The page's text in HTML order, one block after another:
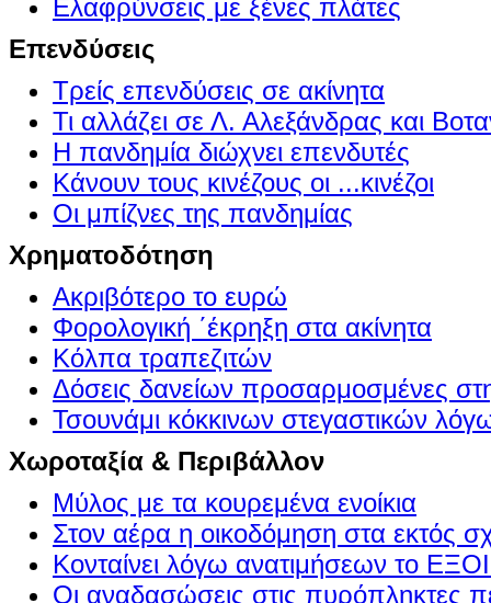
Ελαφρύνσεις με ξένες πλάτες
Επενδύσεις
Τρείς επενδύσεις σε ακίνητα
Τι αλλάζει σε Λ. Αλεξάνδρας και
Η πανδημία διώχνει επενδυτές
Κάνουν τους κινέζους οι ...κινέζοι
Οι μπίζνες της πανδημίας
Χρηματοδότηση
Ακριβότερο το ευρώ
Φορολογική ΄έκρηξη στα ακίνητα
Κόλπα τραπεζιτών
Δόσεις δανείων προσαρμοσμένες
Τσουνάμι κόκκινων στεγαστικών
Χωροταξία & Περιβάλλον
Μύλος με τα κουρεμένα ενοίκια
Στον αέρα η οικοδόμηση στα εκτός
Κονταίνει λόγω ανατιμήσεων το
Οι αναδασώσεις στις πυρόπληκτες